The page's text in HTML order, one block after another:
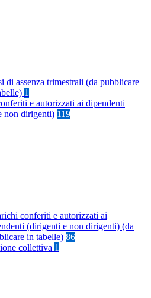
di assenza trimestrali (da pubblicare
1
e autorizzati ai dipendenti
non dirigenti) 119
conferiti e autorizzati ai
(dirigenti e non dirigenti) (da
in tabelle) 86
collettiva 1